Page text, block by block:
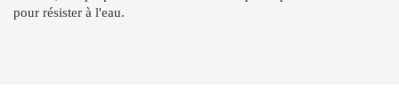
pour résister à l'eau.